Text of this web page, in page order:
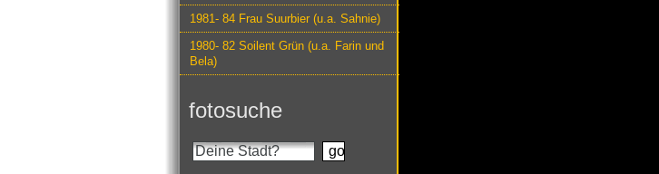
1981- 84 Frau Suurbier (u.a. Sahnie)
1980- 82 Soilent Grün (u.a. Farin und
Bela)
fotosuche